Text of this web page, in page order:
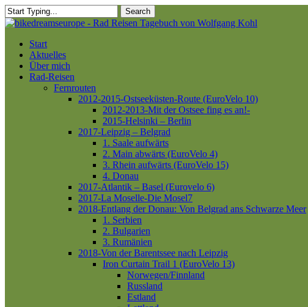
Skip
to
content
Search
Close
Menu
Start
Aktuelles
Über mich
Rad-Reisen
Fernrouten
2012-2015-Ostseeküsten-Route (EuroVelo 10)
2012-2013-Mit der Ostsee fing es an!-
2015-Helsinki – Berlin
2017-Leipzig – Belgrad
1. Saale aufwärts
2. Main abwärts (EuroVelo 4)
3. Rhein aufwärts (EuroVelo 15)
4. Donau
2017-Atlantik – Basel (Eurovelo 6)
2017-La Moselle-Die Mosel7
2018-Entlang der Donau: Von Belgrad ans Schwarze Meer
1. Serbien
2. Bulgarien
3. Rumänien
2018-Von der Barentssee nach Leipzig
Iron Curtain Trail 1 (EuroVelo 13)
Norwegen/Finnland
Russland
Estland